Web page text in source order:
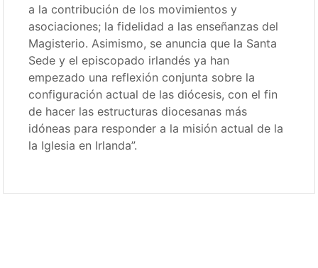
a la contribución de los movimientos y
asociaciones; la fidelidad a las enseñanzas del
Magisterio. Asimismo, se anuncia que la Santa
Sede y el episcopado irlandés ya han
empezado una reflexión conjunta sobre la
configuración actual de las diócesis, con el fin
de hacer las estructuras diocesanas más
idóneas para responder a la misión actual de la
la Iglesia en Irlanda”.